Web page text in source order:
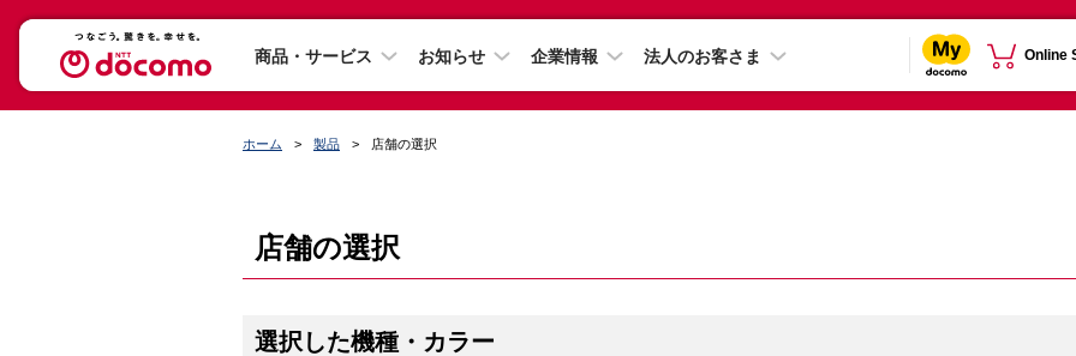
商品・サービス お知らせ 企業情報 法人のお客さま Online
ホーム 製品 店舗の選択
店舗の選択
選択した機種・カラー